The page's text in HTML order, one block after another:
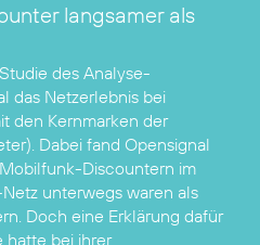
langsamer als
Studie des Analyse-
das Netzerlebnis bei
den Kernmarken der
Dabei fand Opensignal
Discountern im
unterwegs waren als
Doch eine Erklärung dafür
hatte bei ihrer